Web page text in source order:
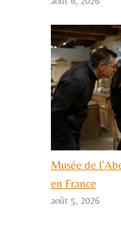
Musée de
en France
août 5, 2026